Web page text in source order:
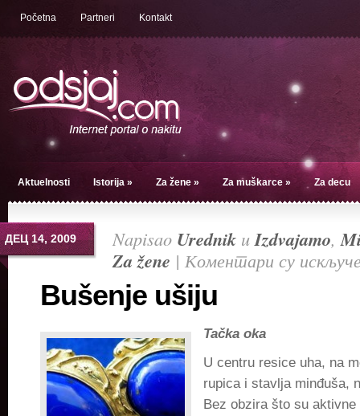
Početna Partneri Kontakt
Aktuelnosti Istorija » Za žene » Za muškarce » Za decu
ДЕЦ 14, 2009 Napisao Urednik uIzdvajamo,
Za žene | Коментари су
Bušenje ušiju
Tačka oka
U centru resice uha, na
rupica i stavlja minđuša,
Bez obzira što su